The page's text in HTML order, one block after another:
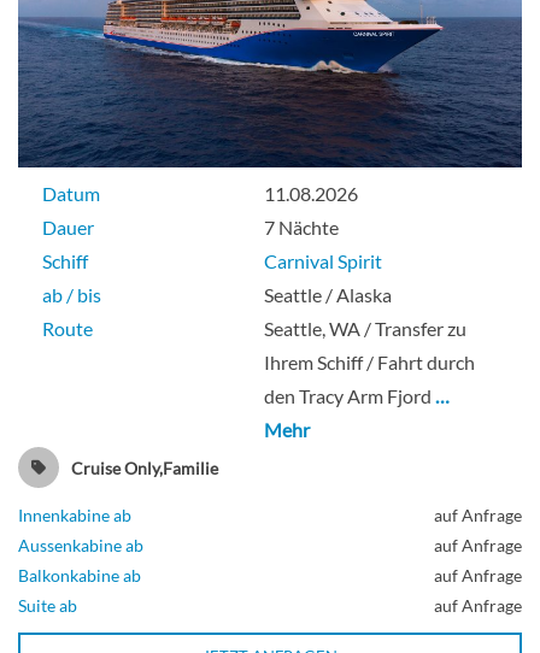
Datum
11.08.2026
Dauer
7 Nächte
Schiff
Carnival Spirit
ab / bis
Seattle / Alaska
Route
Seattle, WA / Transfer zu
Ihrem Schiff / Fahrt durch
den Tracy Arm Fjord…
Mehr
Cruise Only,Familie
Innenkabine ab
auf Anfrage
Aussenkabine ab
auf Anfrage
Balkonkabine ab
auf Anfrage
Suite ab
auf Anfrage